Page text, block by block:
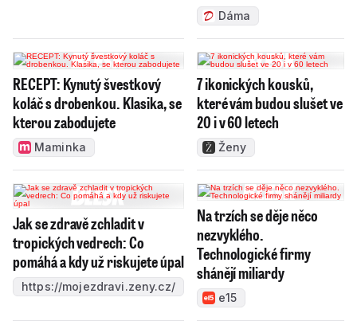
Dáma
RECEPT: Kynutý švestkový
koláč s drobenkou. Klasika, se
kterou zabodujete
Maminka
7 ikonických kousků,
které vám budou slušet ve
20 i v 60 letech
Ženy
Jak se zdravě zchladit v
tropických vedrech: Co
pomáhá a kdy už riskujete úpal
https://mojezdravi.zeny.cz/
Na trzích se děje něco
nezvyklého.
Technologické firmy
shánějí miliardy
e15